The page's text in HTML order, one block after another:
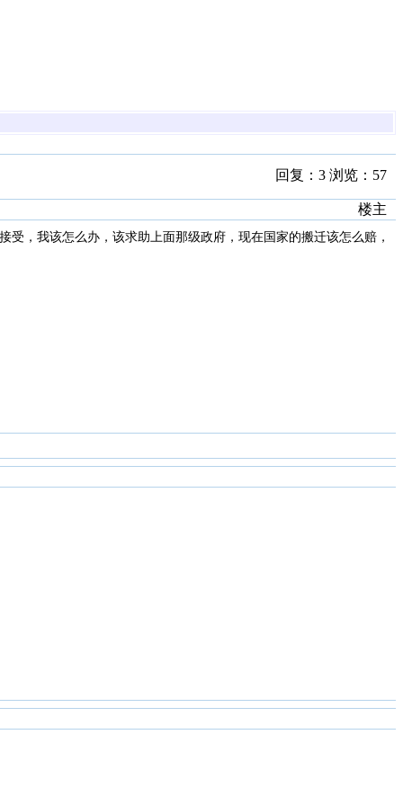
回复：3 浏览：57
楼主
，我该怎么办，该求助上面那级政府，现在国家的搬迁该怎么赔，